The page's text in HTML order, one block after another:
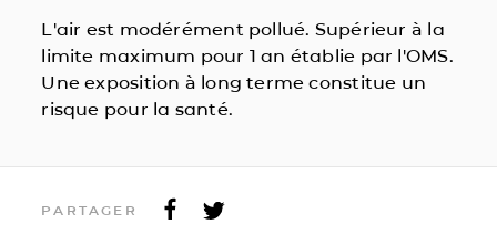
L'air est modérément pollué. Supérieur à la
limite maximum pour 1 an établie par l'OMS.
Une exposition à long terme constitue un
risque pour la santé.
PARTAGER